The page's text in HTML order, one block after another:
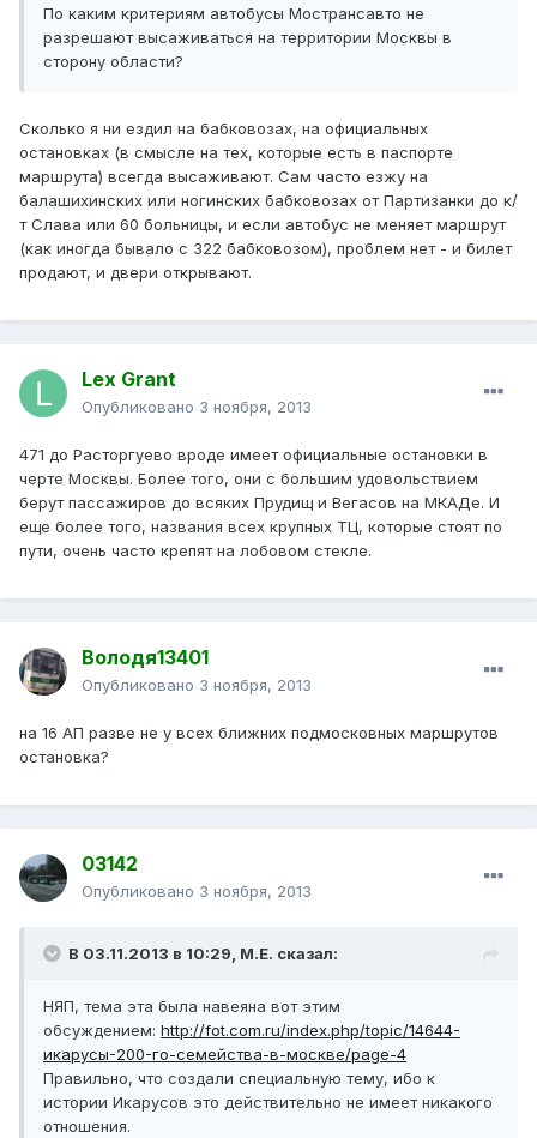
По каким критериям автобусы Мострансавто не
разрешают высаживаться на территории Москвы в
сторону области?
Сколько я ни ездил на бабковозах, на официальных
остановках (в смысле на тех, которые есть в паспорте
маршрута) всегда высаживают. Сам часто езжу на
балашихинских или ногинских бабковозах от Партизанки до к/
т Слава или 60 больницы, и если автобус не меняет маршрут
(как иногда бывало с 322 бабковозом), проблем нет - и билет
продают, и двери открывают.
Lex Grant
Опубликовано 3 ноября, 2013
471 до Расторгуево вроде имеет официальные остановки в
черте Москвы. Более того, они с большим удовольствием
берут пассажиров до всяких Прудищ и Вегасов на МКАДе. И
еще более того, названия всех крупных ТЦ, которые стоят по
пути, очень часто крепят на лобовом стекле.
Володя13401
Опубликовано 3 ноября, 2013
на 16 АП разве не у всех ближних подмосковных маршрутов
остановка?
03142
Опубликовано 3 ноября, 2013
В 03.11.2013 в 10:29, М.Е. сказал:
НЯП, тема эта была навеяна вот этим
обсуждением: http://fot.com.ru/index.php/topic/14644-
икарусы-200-го-семейства-в-москве/page-4
Правильно, что создали специальную тему, ибо к
истории Икарусов это действительно не имеет никакого
отношения.